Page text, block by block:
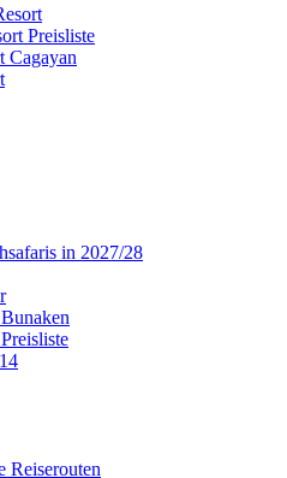
Preisliste
Cagayan
in 2027/28
Reiserouten